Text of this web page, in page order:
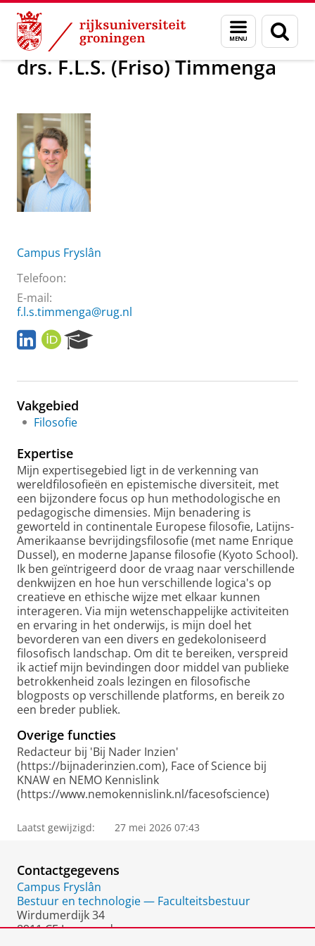
Skip
Content
Skip
Navigation
Menu
en
zoeken
Over ons drs. F.L.S. (Friso) Timmenga
drs. F.L.S. (Friso) Timmenga
Campus Fryslân
Telefoon:
E-mail:
f.l.s.timmenga@rug.nl
L
i
k
d
I
O
R
I
e
r
t
a
l
Vakgebied
Filosofie
Expertise
Mijn expertisegebied ligt in de verkenning van
wereldfilosofieën en epistemische diversiteit, met
een bijzondere focus op hun methodologische en
pedagogische dimensies. Mijn benadering is
geworteld in continentale Europese filosofie, Latijns-
Amerikaanse bevrijdingsfilosofie (met name Enrique
Dussel), en moderne Japanse filosofie (Kyoto School).
Ik ben geïntrigeerd door de vraag naar verschillende
denkwijzen en hoe hun verschillende logica's op
creatieve en ethische wijze met elkaar kunnen
interageren. Via mijn wetenschappelijke activiteiten
en ervaring in het onderwijs, is mijn doel het
bevorderen van een divers en gedekoloniseerd
filosofisch landschap. Om dit te bereiken, verspreid
ik actief mijn bevindingen door middel van publieke
betrokkenheid zoals lezingen en filosofische
blogposts op verschillende platforms, en bereik zo
een breder publiek.
Overige functies
Redacteur bij 'Bij Nader Inzien'
(https://bijnaderinzien.com), Face of Science bij
KNAW en NEMO Kennislink
(https://www.nemokennislink.nl/facesofscience)
Laatst gewijzigd: 27 mei 2026 07:43
Contactgegevens
Campus Fryslân
Bestuur en technologie — Faculteitsbestuur
Wirdumerdijk 34
8911 CE Leeuwarden